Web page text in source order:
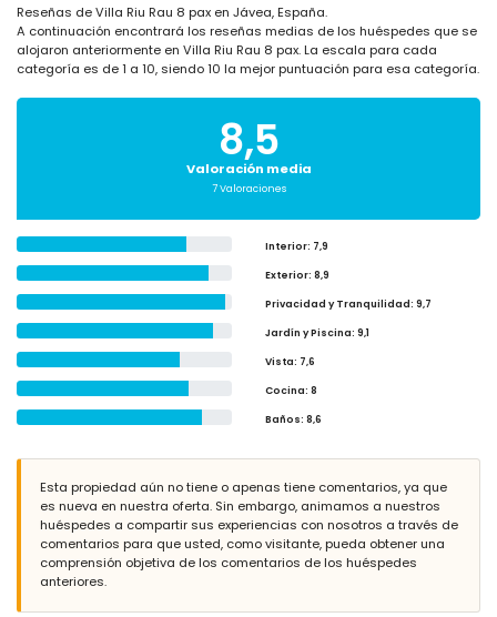
Reseñas de Villa Riu Rau 8 pax en Jávea, España.
A continuación encontrará los reseñas medias de los huéspedes que se
alojaron anteriormente en Villa Riu Rau 8 pax. La escala para cada
categoría es de 1 a 10, siendo 10 la mejor puntuación para esa categoría.
8,5
Valoración media
7 Valoraciones
Interior: 7,9
Exterior: 8,9
Privacidad y Tranquilidad: 9,7
Jardín y Piscina: 9,1
Vista: 7,6
Cocina: 8
Baños: 8,6
Esta propiedad aún no tiene o apenas tiene comentarios, ya que
es nueva en nuestra oferta. Sin embargo, animamos a nuestros
huéspedes a compartir sus experiencias con nosotros a través de
comentarios para que usted, como visitante, pueda obtener una
comprensión objetiva de los comentarios de los huéspedes
anteriores.